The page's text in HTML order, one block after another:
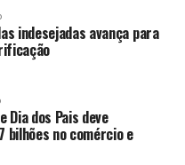
indesejadas avança para
Dia dos Pais deve
bilhões no comércio e